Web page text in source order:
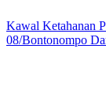
Kawal Ketahanan
08/Bontonompo